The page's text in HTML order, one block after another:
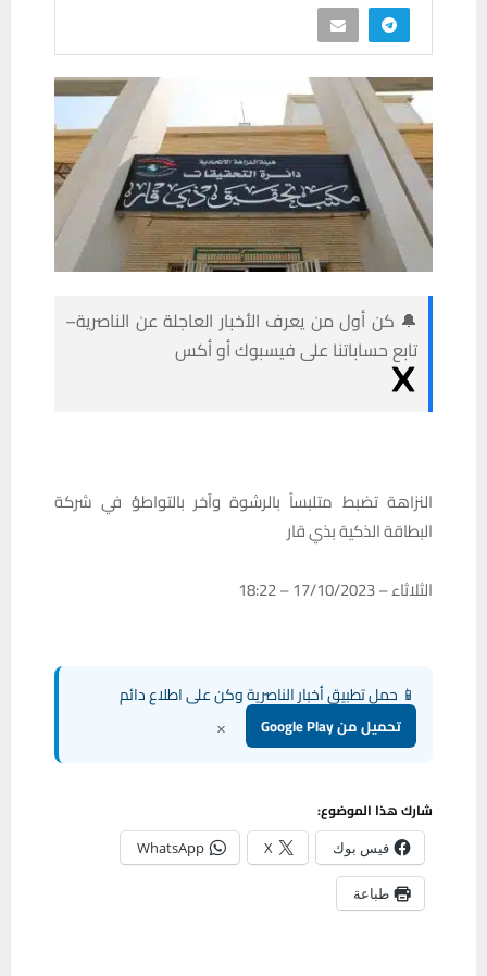
🔔 كن أول من يعرف الأخبار العاجلة عن الناصرية–
تابع حساباتنا على فيسبوك أو أكس
النزاهة تضبط متلبساً بالرشوة وآخر بالتواطؤ في شركة
البطاقة الذكية بذي قار
الثلاثاء – 17/10/2023 – 18:22
📱 حمل تطبيق أخبار الناصرية وكن على اطلاع دائم
تحميل من Google Play ×
شارك هذا الموضوع:
فيس بوك X
WhatsApp
طباعة